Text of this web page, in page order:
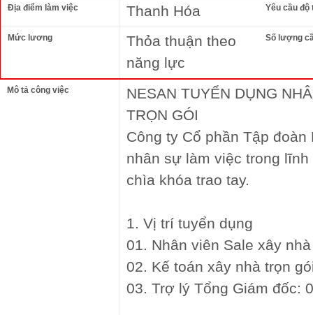
Địa điểm làm việc Thanh Hóa Yêu cầu độ
Mức lương
Thỏa thuận theo
năng lực
Số lượng
Mô tả công việc
NESAN TUYỂN DỤNG
TRỌN GÓI
Công ty Cổ phần Tập
nhân sự làm việc trong
chìa khóa trao tay.
1. Vị trí tuyển dụng
01. Nhân viên Sale xây
02. Kế toán xây nhà trọn
03. Trợ lý Tổng Giám đốc: